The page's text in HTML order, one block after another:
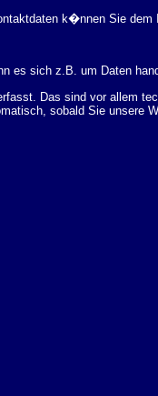
k�nnen Sie dem
es sich z.B. um Daten
Das sind vor allem
sobald Sie unsere